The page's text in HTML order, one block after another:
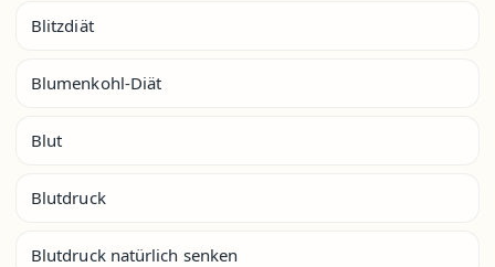
Blitzdiät
Blumenkohl-Diät
Blut
Blutdruck
Blutdruck natürlich senken